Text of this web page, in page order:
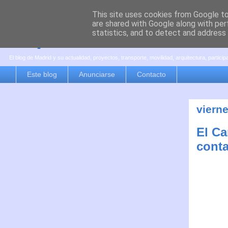
es por madrid
El blog de Madrid y su actualidad, proyectos, transporte, movilidad, arquitectura,
Este blog Anunciarse Contacto
El
This site uses cookies from Google
are shared with Google along with
statistics, and to detect and address